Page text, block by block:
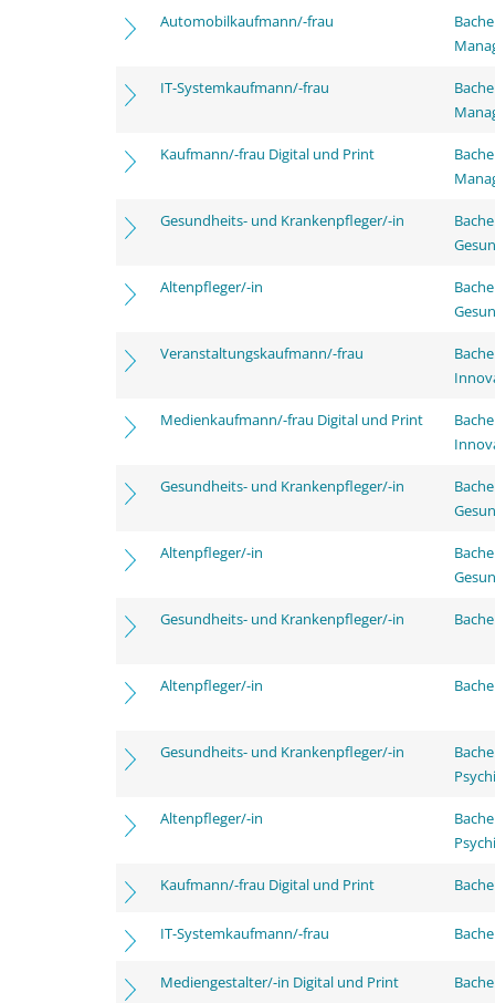
Automobilkaufmann/-frau
IT-Systemkaufmann/-frau
Kaufmann/-frau Digital und Print
Gesundheits- und Krankenpfleger/-in
Altenpfleger/-in
Veranstaltungskaufmann/-frau
Medienkaufmann/-frau Digital und Print
Gesundheits- und Krankenpfleger/-in
Altenpfleger/-in
Gesundheits- und Krankenpfleger/-in
Altenpfleger/-in
Gesundheits- und Krankenpfleger/-in
Altenpfleger/-in
Kaufmann/-frau Digital und Print
IT-Systemkaufmann/-frau
Mediengestalter/-in Digital und Print